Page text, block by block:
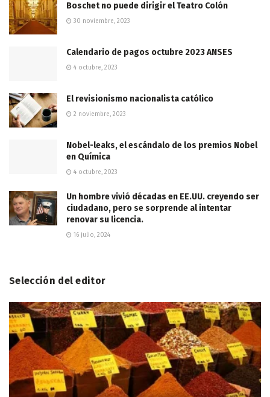
Boschet no puede dirigir el Teatro Colón
30 noviembre, 2023
Calendario de pagos octubre 2023 ANSES
4 octubre, 2023
El revisionismo nacionalista católico
2 noviembre, 2023
Nobel-leaks, el escándalo de los premios Nobel
en Química
4 octubre, 2023
Un hombre vivió décadas en EE.UU. creyendo ser
ciudadano, pero se sorprende al intentar
renovar su licencia.
16 julio, 2024
Selección del editor